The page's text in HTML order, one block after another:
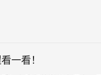
一看！